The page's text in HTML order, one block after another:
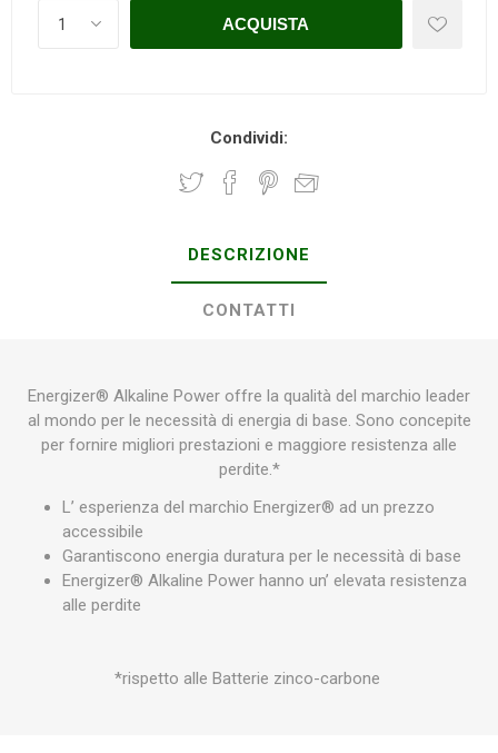
Condividi:
DESCRIZIONE
CONTATTI
Energizer® Alkaline Power offre la qualità del marchio leader
al mondo per le necessità di energia di base. Sono concepite
per fornire migliori prestazioni e maggiore resistenza alle
perdite.*
L’ esperienza del marchio Energizer® ad un prezzo
accessibile
Garantiscono energia duratura per le necessità di base
Energizer® Alkaline Power hanno un’ elevata resistenza
alle perdite
*rispetto alle Batterie zinco-carbone